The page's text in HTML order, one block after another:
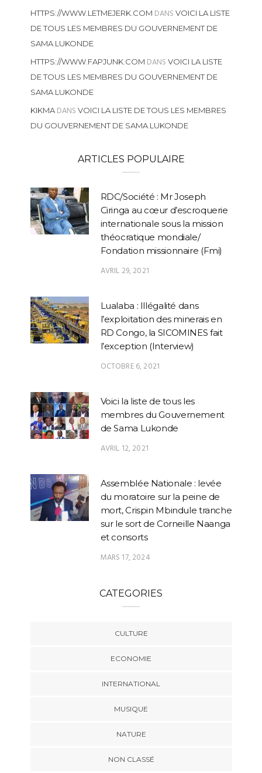
HTTPS://WWW.LETMEJERK.COM DANS VOICI LA LISTE
DE TOUS LES MEMBRES DU GOUVERNEMENT DE
SAMA LUKONDE
HTTPS://WWW.FAPJUNK.COM DANS VOICI LA LISTE
DE TOUS LES MEMBRES DU GOUVERNEMENT DE
SAMA LUKONDE
KIKMADANS VOICI LA LISTE DE TOUS LES MEMBRES
DU GOUVERNEMENT DE SAMA LUKONDE
ARTICLES POPULAIRE
RDC/Société : Mr Joseph
Ciringa au cœur d’escroquerie
internationale sous la mission
théocratique mondiale/
Fondation missionnaire (Fmi)
AVRIL 29, 2021
Lualaba : Illégalité dans
l’exploitation des minerais en
RD Congo, la SICOMINES fait
l’exception (Interview)
OCTOBRE 6, 2021
Voici la liste de tous les
membres du Gouvernement
de Sama Lukonde
AVRIL 12, 2021
Assemblée Nationale : levée
du moratoire sur la peine de
mort, Crispin Mbindule tranche
sur le sort de Corneille Naanga
et consorts
MARS 17, 2024
CATEGORIES
CULTURE
ECONOMIE
INTERNATIONAL
MUSIQUE
NATURE
NON CLASSÉ